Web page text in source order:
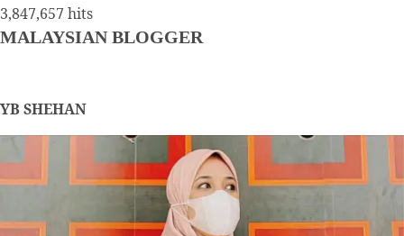
3,847,657 hits
MALAYSIAN BLOGGER
YB SHEHAN